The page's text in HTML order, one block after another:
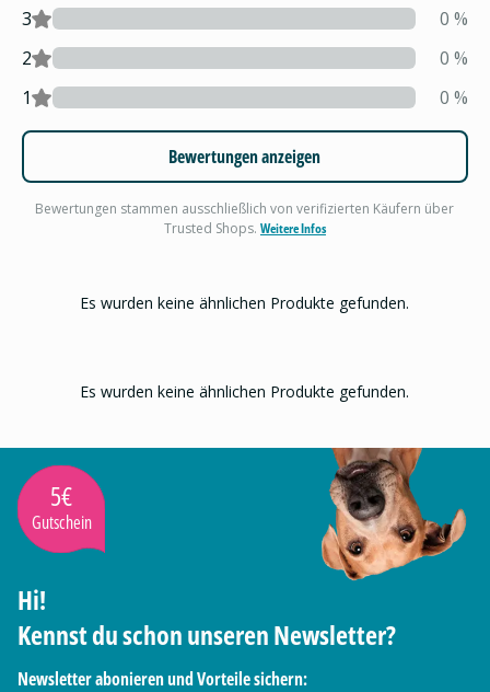
3 0 %
2
0 %
1
0 %
Bewertungen anzeigen
Bewertungen stammen ausschließlich von verifizierten Käufern über
Trusted Shops. Weitere Infos
Es wurden keine ähnlichen Produkte gefunden.
Es wurden keine ähnlichen Produkte gefunden.
5€
Gutschein
Hi!
Kennst du schon unseren Newsletter?
Newsletter abonieren und Vorteile sichern: